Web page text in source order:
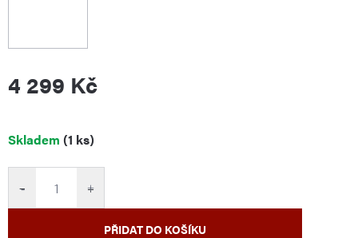
4 299 Kč
Měrná
Skladem (1 ks)
+
−
PŘIDAT DO KOŠÍKU